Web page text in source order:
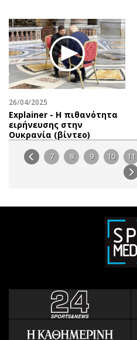
26/04/2025
Explainer - Η πιθανότητα
ειρήνευσης στην
Ουκρανία (βίντεο)
7 8 9 10 11